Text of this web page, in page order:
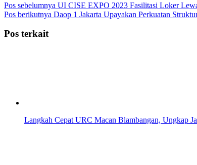
Pos sebelumnya UI CISE EXPO 2023 Fasilitasi Loker
Pos berikutnya Daop 1 Jakarta Upayakan Perkuatan
Pos terkait
Langkah Cepat URC Macan Blambangan, Ungkap